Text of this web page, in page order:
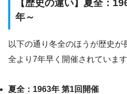
【歴史の違い】夏全：
年～
以下の通り冬全のほうが歴史が
全より7年早く開催されています
夏全：1963年 第1回開催